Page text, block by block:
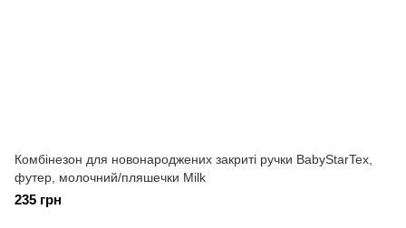
Комбінезон для новонароджених закриті ручки BabyStarTex,
футер, молочний/пляшечки Milk
235 грн